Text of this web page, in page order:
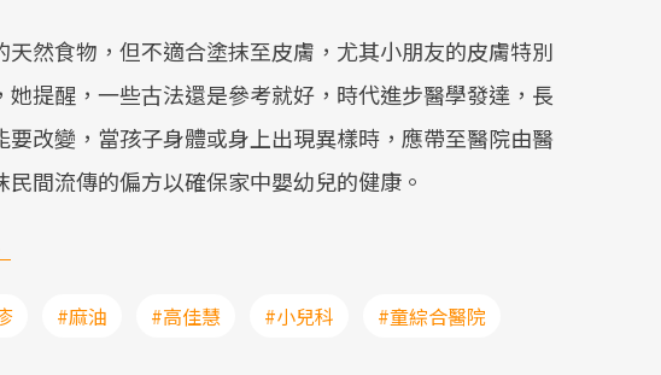
然食物，但不適合塗抹至皮膚，尤其小朋友的皮膚特別
提醒，一些古法還是參考就好，時代進步醫學發達，長
改變，當孩子身體或身上出現異樣時，應帶至醫院由醫
間流傳的偏方以確保家中嬰幼兒的健康。
#麻油 #高佳慧 #小兒科 #童綜合醫院